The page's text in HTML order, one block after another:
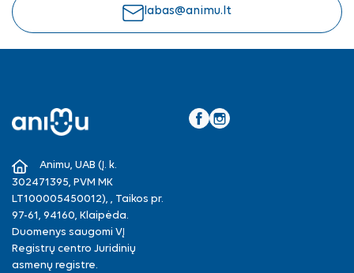
labas@animu.lt
Animu, UAB (Į. k.
302471395, PVM MK
LT100005450012), , Taikos pr.
97-61, 94160, Klaipėda.
Duomenys saugomi VĮ
Registrų centro Juridinių
asmenų registre.